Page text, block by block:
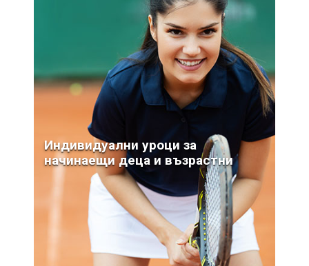
Индивидуални уроци за
начинаещи деца и възрастни